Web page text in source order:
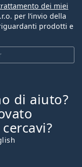
dei miei
per l’invio della
prodotti e
di aiuto?